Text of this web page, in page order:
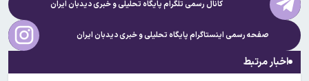
کانال رسمی تلگرام پایگاه تحلیلی و خبریدیدبان ایران
صفحه رسمی اینستاگرام پایگاه تحلیلی و خبریدیدبان ایران
اخبار مرتبط